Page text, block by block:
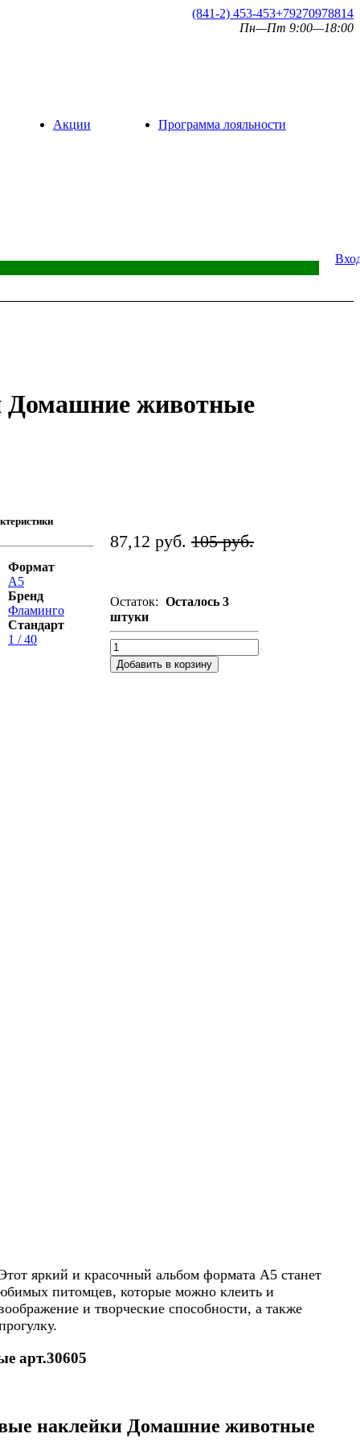
(841-2) 453-453+79270978814
Пн—Пт 9:00—18:00
Акции Программа лояльности
Домашние животные
Формат
А5
Бренд
Фламинго
Стандарт
1 / 40
87,12 руб. 105 руб.
Остаток: Осталось 3
штуки
Добавить в корзину
яркий и красочный альбом формата А5 станет
питомцев, которые можно клеить и
и творческие способности, а также
арт.30605
наклейки Домашние животные